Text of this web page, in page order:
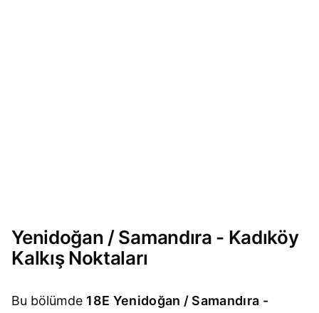
Yenidoğan / Samandıra - Kadıköy
Kalkış Noktaları
Bu bölümde 18E Yenidoğan / Samandıra -